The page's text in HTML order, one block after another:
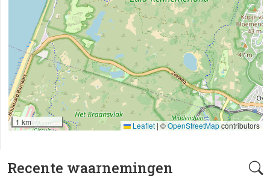
Recente waarnemingen
1 km Leaflet | ©OpenStreetMapcontributors